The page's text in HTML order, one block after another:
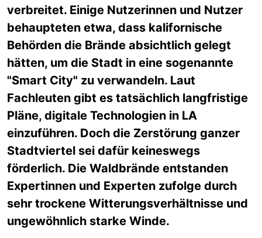
verbreitet. Einige Nutzerinnen und Nutzer
behaupteten etwa, dass kalifornische
Behörden die Brände absichtlich gelegt
hätten, um die Stadt in eine sogenannte
"Smart City" zu verwandeln. Laut
Fachleuten gibt es tatsächlich langfristige
Pläne, digitale Technologien in LA
einzuführen. Doch die Zerstörung ganzer
Stadtviertel sei dafür keineswegs
förderlich. Die Waldbrände entstanden
Expertinnen und Experten zufolge durch
sehr trockene Witterungsverhältnisse und
ungewöhnlich starke Winde.